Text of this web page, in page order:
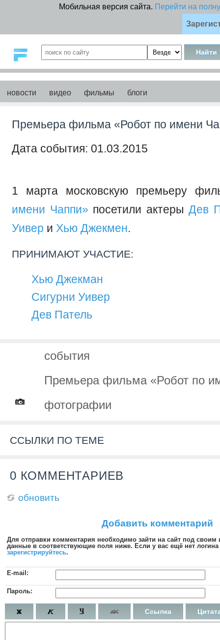
Мобильная версия сайта. Перейти на
новости видео фильмы блоги
Премьера фильма «Робот по имени
Дата события: 01.03.2015
1 марта московскую премьеру
имени Чаппи» посетили актеры Дев
Уивер и Хью Джекмен.
ПРИНИМАЮТ УЧАСТИЕ:
Хью Джекман
Сигурни Уивер
Дев Патель
события
Премьера фильма «Робот по
фотографии
ССЫЛКИ ПО ТЕМЕ
0 КОММЕНТАРИЕВ
обновить
Добавить комментарий
Для отправки комментария необходимо зайти на сайт под
данные в соответствующие поля ниже. Если у вас ещё нет
зарегистрируйтесь.
E-mail:
Пароль:
Ссылка